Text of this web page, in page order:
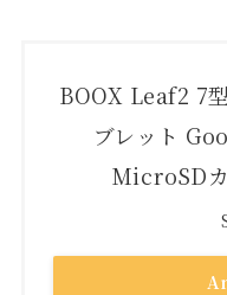
BOOX Leaf2 7
ブレット
MicroSD